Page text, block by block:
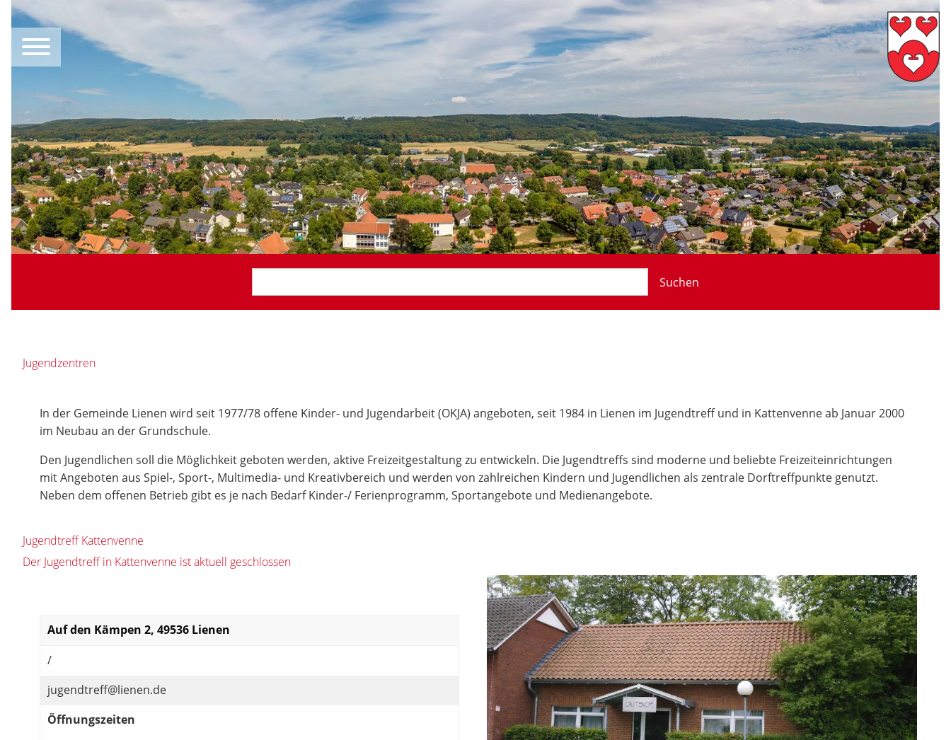
Suchen
Jugendzentren
In der Gemeinde Lienen wird seit 1977/78 offene Kinder- und Jugendarbeit (OKJA) angeboten, seit 1984 in Lienen im Jugendtreff und in Kattenvenne ab Januar 2000
im Neubau an der Grundschule.
Den Jugendlichen soll die Möglichkeit geboten werden, aktive Freizeitgestaltung zu entwickeln. Die Jugendtreffs sind moderne und beliebte Freizeiteinrichtungen
mit Angeboten aus Spiel-, Sport-, Multimedia- und Kreativbereich und werden von zahlreichen Kindern und Jugendlichen als zentrale Dorftreffpunkte genutzt.
Neben dem offenen Betrieb gibt es je nach Bedarf Kinder-/ Ferienprogramm, Sportangebote und Medienangebote.
Jugendtreff Kattenvenne
Der Jugendtreff in Kattenvenne ist aktuell geschlossen
Auf den Kämpen 2, 49536 Lienen
/
jugendtreff@lienen.de
Öffnungszeiten